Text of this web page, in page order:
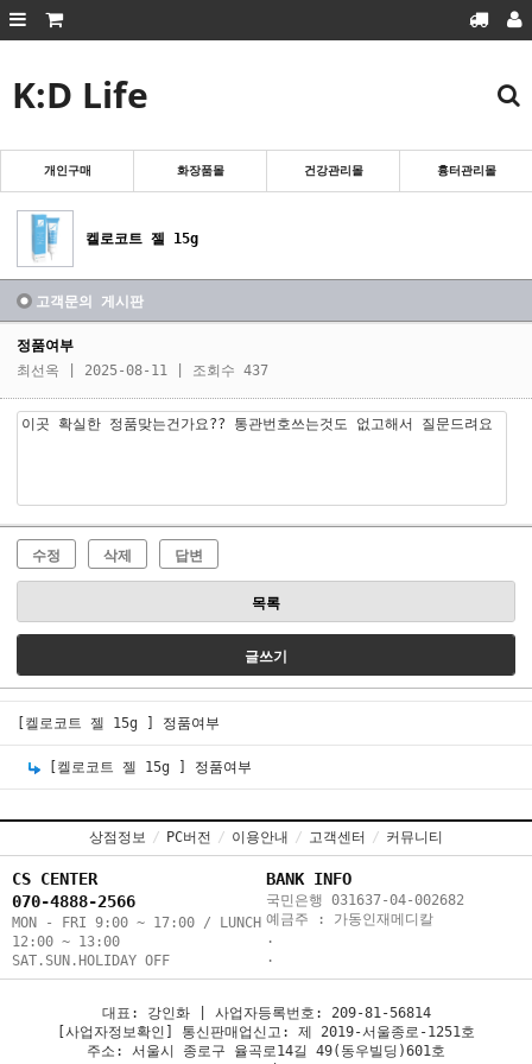
회원가입
흉터관리몰
화장품몰
건강관리몰
개인구매
K:D Life
개인구매 화장품몰 건강관리몰 흉터관리몰
켈로코트 젤 15g
고객문의 게시판
정품여부
최선옥
| 2025-08-11 | 조회수 437
이곳 확실한 정품맞는건가요?? 통관번호쓰는것도 없고해서 질문드려요
수정 삭제 답변
목록
글쓰기
[켈로코트 젤 15g ] 정품여부
[켈로코트 젤 15g ] 정품여부
상점정보 / PC버전 / 이용안내 / 고객센터 / 커뮤니티
CS CENTER
070-4888-2566
MON - FRI 9:00 ~ 17:00 / LUNCH
12:00 ~ 13:00
SAT.SUN.HOLIDAY OFF
BANK INFO
국민은행 031637-04-002682
예금주 : 가동인재메디칼
.
.
대표: 강인화 | 사업자등록번호: 209-81-56814
[사업자정보확인] 통신판매업신고: 제 2019-서울종로-1251호
주소: 서울시 종로구 율곡로14길 49(동우빌딩)601호